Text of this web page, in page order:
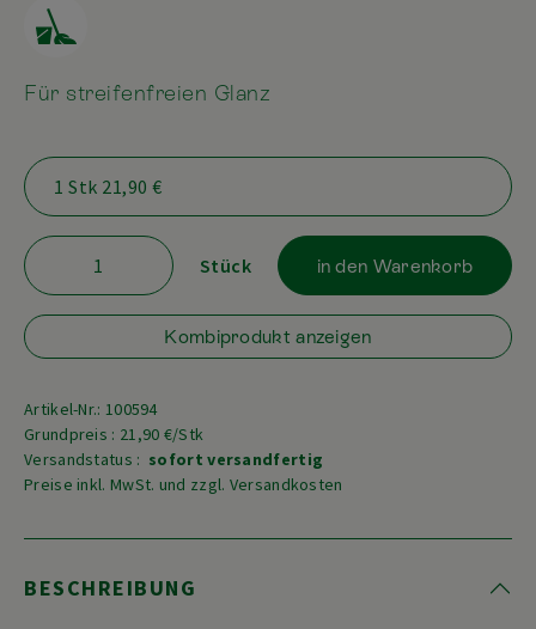
Für streifenfreien Glanz
Stück in den Warenkorb
Kombiprodukt anzeigen
Artikel-Nr.: 100594
Grundpreis : 21,90 €/Stk
Versandstatus : sofort versandfertig
Preise inkl. MwSt. und zzgl. Versandkosten
BESCHREIBUNG